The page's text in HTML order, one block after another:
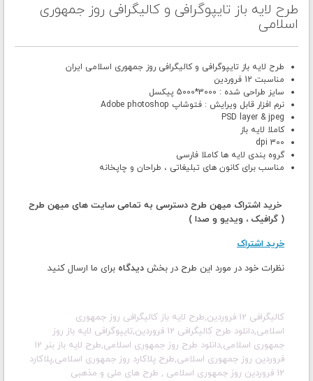
طرح لایه باز تایپوگرافی و کالیگرافی روز جمهوری
اسلامی
طرح لایه باز تایپوگرافی و کالیگرافی روز جمهوری اسلامی ایران
مناسبت 12 فروردین
سایز طراحی شده : 3000*5000 پیکسل
نرم افزار قابل ویرایش : فتوشاپ Adobe photoshop
PSD layer & jpeg
کاملا لایه باز
300 dpi
گروه بندی لایه ها کاملا فارسی
مناسب برای کانون های تبلیغاتی ، طراحان و چاپخانه
خرید اشتراک میهن طرح دسترسی به تمامی سایت های میهن طرح
( گرافیک ، ویدیو و صدا )
خرید اشتراک
نظرات خود در مورد این طرح در بخش دیدگاه برای ما ارسال کنید
کالیگرافی 12 فروردین,طرح لایه باز
کالیگرافی روز جمهوری
اسلامی,دانلود طرح کالیگرافی 12 فروردین,تایپوگرافی لایه باز روز
جمهوری اسلامی,دانلود طرح روز جمهوری اسلامی,طرح لایه باز بنر 12
فروردین روز جمهوری اسلامی,طرح پلاکارد روز جمهوری اسلامی,پلاکارد
12 فروردین روز جمهوری اسلامی
, طرح های ملی و مذهبی